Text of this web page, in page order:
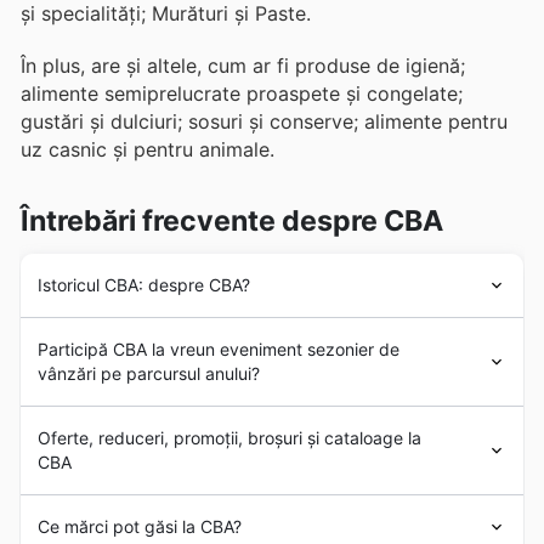
și specialități; Murături și Paste.
În plus, are și altele, cum ar fi produse de igienă;
alimente semiprelucrate proaspete și congelate;
gustări și dulciuri; sosuri și conserve; alimente pentru
uz casnic și pentru animale.
Întrebări frecvente despre CBA
Istoricul CBA: despre CBA?
alimentare deținute de 10 proprietari privați în
Budapesta, Ungaria. Cu toate acestea, ceva timp mai
târziu, din cauza dificultăților de livrare, a fost
transformat într-un sistem de franciză.
În prezent,
CBAeste un lanț de supermarketuri care
început activitatea în 2002 în Satu Mare, sub numele de
Participă CBA la vreun eveniment sezonier de
vânzări pe parcursul anului?
sezoniere și oferte specialepe parcursul anului, oferind
clienților ocazia să economisească la cumpărături. Pe
site-ul nostru veți găsi cele mai recenteflyere CBAși
broșuricare detaliază aceste promoții. Pregătiți-vă
Oferte, reduceri, promoții, broșuri și cataloage la
CBA
maghiară, care se dedică comercializării și distribuției
Ce mărci pot găsi la CBA?